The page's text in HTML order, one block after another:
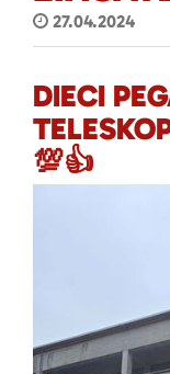
27.04.2024
DIECI
💯👍